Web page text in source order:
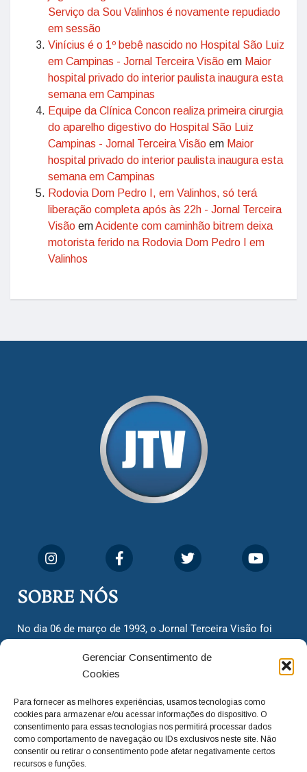
Gerenciar Consentimento de
Cookies
Para fornecer as melhores experiências, usamos tecnologias como
cookies para armazenar e/ou acessar informações do dispositivo. O
consentimento para essas tecnologias nos permitirá processar dados
como comportamento de navegação ou IDs exclusivos neste site. Não
consentir ou retirar o consentimento pode afetar negativamente certos
recursos e funções.
Serviço da Sou Valinhos é novamente repudiado
em sessão
Vinícius é o 1º bebê nascido no Hospital São Luiz
em Campinas - Jornal Terceira Visão em Maior
hospital privado do interior paulista inaugura esta
semana em Campinas
Equipe da Clínica Concon realiza primeira cirurgia
do aparelho digestivo do Hospital São Luiz
Campinas - Jornal Terceira Visão em Maior
hospital privado do interior paulista inaugura esta
semana em Campinas
Rodovia Dom Pedro I, em Valinhos, só terá
liberação completa após às 22h - Jornal Terceira
Visão emAcidente com caminhão bitrem deixa
motorista ferido na Rodovia Dom Pedro I em
Valinhos
SOBRE NÓS
No dia 06 de março de 1993, o Jornal Terceira Visão foi
cidadãos valinhenses, já que naquela época só existiam
dois jornais. Há mais de 30 anos, o jornal continua
com o foco de trazer as melhores notícias. Nunca
deixamos de lado as necessidades do cidadão, sempre
questionando os órgãos públicos em busca de melhorias
para a cidade e sempre cobrando resoluções para casos